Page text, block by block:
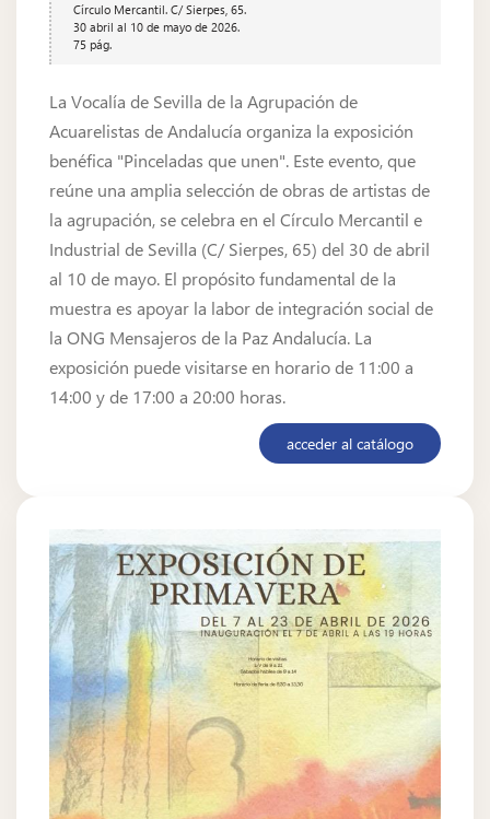
Círculo Mercantil. C/ Sierpes, 65.
30 abril al 10 de mayo de 2026.
75 pág.
La Vocalía de Sevilla de la Agrupación de
Acuarelistas de Andalucía organiza la exposición
benéfica "Pinceladas que unen". Este evento, que
reúne una amplia selección de obras de artistas de
la agrupación, se celebra en el Círculo Mercantil e
Industrial de Sevilla (C/ Sierpes, 65) del 30 de abril
al 10 de mayo. El propósito fundamental de la
muestra es apoyar la labor de integración social de
la ONG Mensajeros de la Paz Andalucía. La
exposición puede visitarse en horario de 11:00 a
14:00 y de 17:00 a 20:00 horas.
acceder al catálogo